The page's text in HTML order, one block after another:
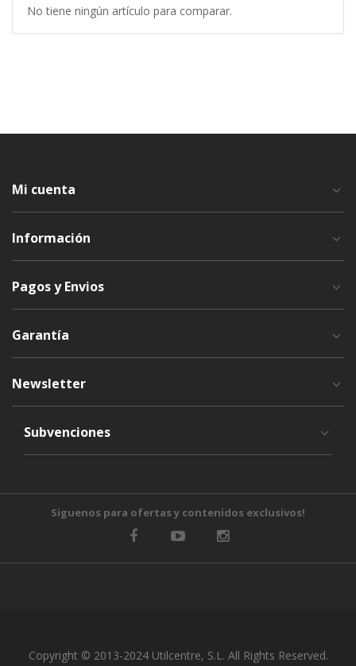
No tiene ningún artículo para comparar.
Mi cuenta
Información
Pagos y Envios
Garantía
Newsletter
Subvenciones
Siguenos para ofertas y contenidos exclusivos!
Copyright © 2013-2024 Utilcentre, S.L. All Rights Reserved.